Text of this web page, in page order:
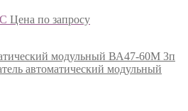
Цена по запросу
модульный ВА47-60M 3п
автоматический модульный